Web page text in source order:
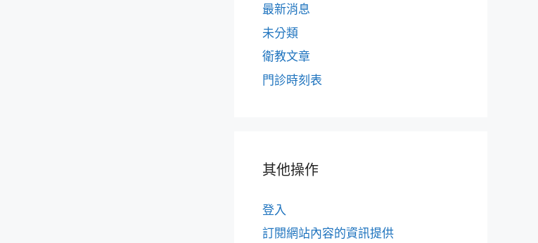
最新消息
未分類
衛教文章
門診時刻表
其他操作
登入
訂閱網站內容的資訊提供